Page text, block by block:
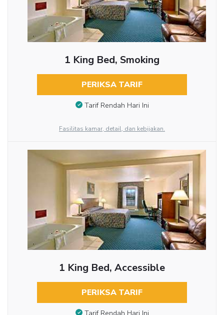
1 King Bed, Smoking
PERIKSA TARIF
Tarif Rendah Hari Ini
Fasilitas kamar, detail, dan kebijakan.
1 King Bed, Accessible
PERIKSA TARIF
Tarif Rendah Hari Ini